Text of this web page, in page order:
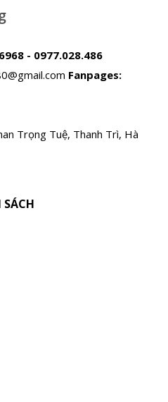
- 0977.028.486
Fanpages:
Trọng Tuệ, Thanh Trì, Hà